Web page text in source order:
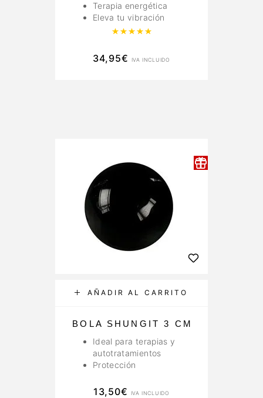
Terapia energética
Eleva tu vibración
Valorado con
34,95€ IVA INCLUIDO
AÑADIR AL CARRITO
BOLA SHUNGIT 3 CM
Ideal para terapias y
autotratamientos
Protección
13,50€ IVA INCLUIDO